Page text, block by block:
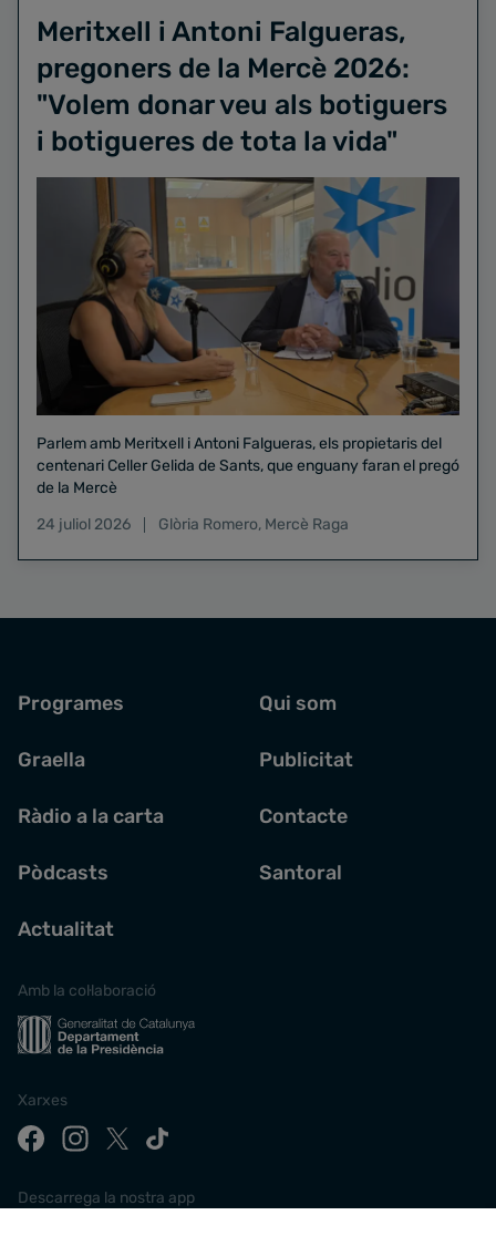
Meritxell i Antoni Falgueras,
pregoners de la Mercè 2026:
"Volem donar veu als botiguers
i botigueres de tota la vida"
Parlem amb Meritxell i Antoni Falgueras, els propietaris del
centenari Celler Gelida de Sants, que enguany faran el pregó
de la Mercè
24 juliol 2026
Glòria Romero, Mercè Raga
Programes
Graella
Ràdio a la carta
Pòdcasts
Actualitat
Qui som
Publicitat
Contacte
Santoral
Amb la col·laboració
Xarxes
Descarrega la nostra app